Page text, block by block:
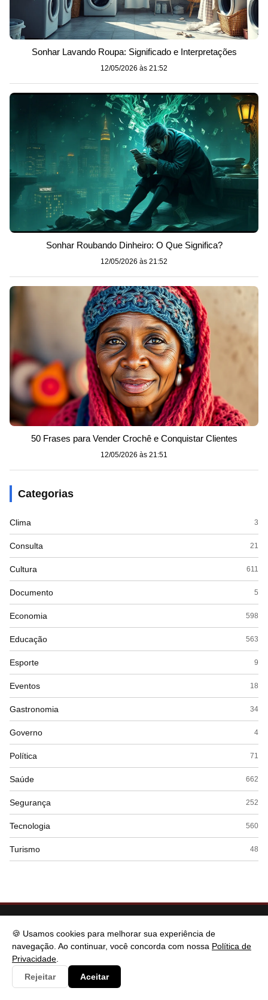
🍪 Usamos cookies para melhorar sua experiência de
navegação. Ao continuar, você concorda com nossa Política de
Privacidade
Rejeitar
Aceitar
Sonhar Lavando Roupa: Significado e Interpretações
12/05/2026 às 21:52
Sonhar Roubando Dinheiro: O Que Significa?
12/05/2026 às 21:52
50 Frases para Vender Crochê e Conquistar Clientes
12/05/2026 às 21:51
Categorias
Clima 3
Consulta 21
Cultura 611
Documento 5
Economia 598
Educação 563
Esporte 9
Eventos 18
Gastronomia 34
Governo 4
Política 71
Saúde 662
Segurança 252
Tecnologia 560
Turismo 48